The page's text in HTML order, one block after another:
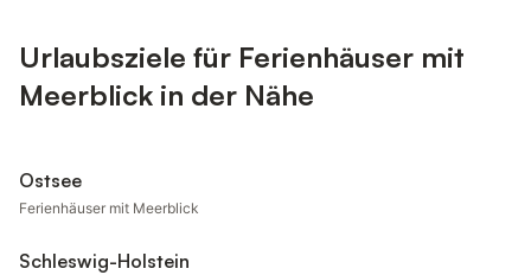
Urlaubsziele für Ferienhäuser mit
Meerblick in der Nähe
Ostsee
Ferienhäuser mit Meerblick
Schleswig-Holstein